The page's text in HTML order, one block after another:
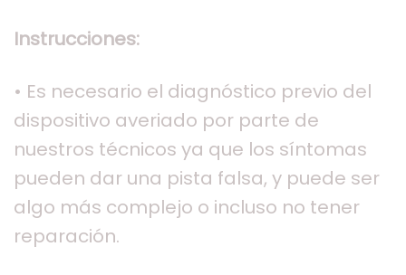
Instrucciones:
• Es necesario el diagnóstico previo del
dispositivo averiado por parte de
nuestros técnicos ya que los síntomas
pueden dar una pista falsa, y puede ser
algo más complejo o incluso no tener
reparación.